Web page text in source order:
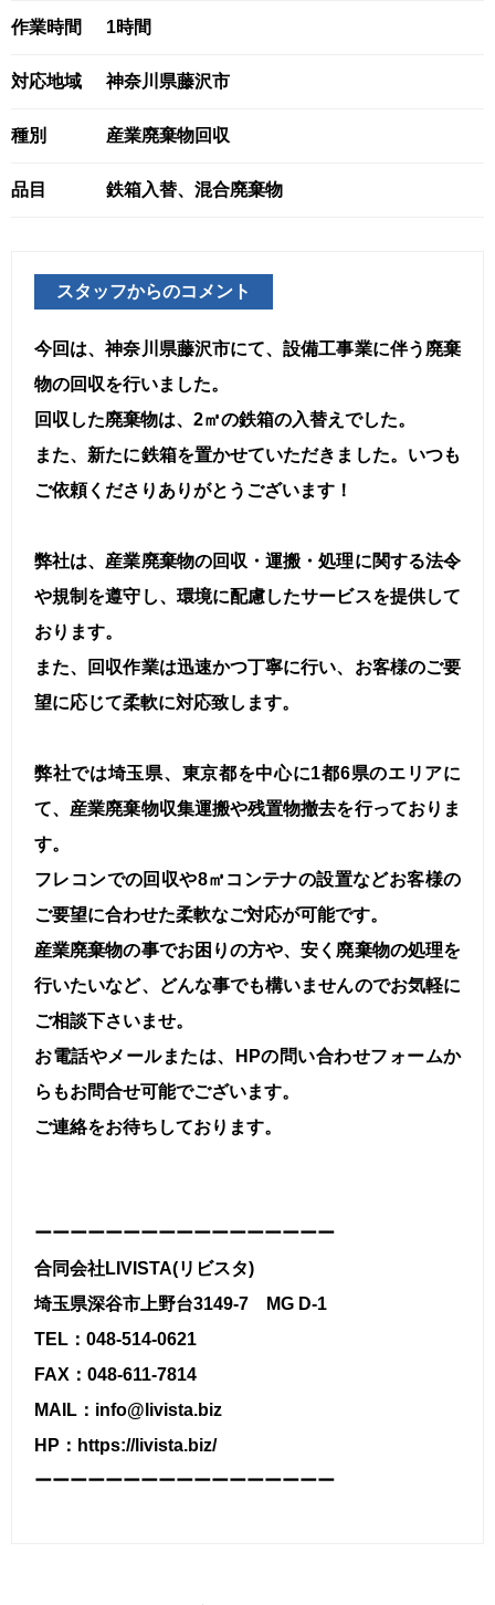
作業時間 1時間
対応地域 神奈川県藤沢市
種別 産業廃棄物回収
品目 鉄箱入替、混合廃棄物
スタッフからのコメント
今回は、神奈川県藤沢市にて、設備工事業に伴う廃棄
物の回収を行いました。
回収した廃棄物は、2㎥の鉄箱の入替えでした。
また、新たに鉄箱を置かせていただきました。いつも
ご依頼くださりありがとうございます！
弊社は、産業廃棄物の回収・運搬・処理に関する法令
や規制を遵守し、環境に配慮したサービスを提供して
おります。
また、回収作業は迅速かつ丁寧に行い、お客様のご要
望に応じて柔軟に対応致します。
弊社では埼玉県、東京都を中心に1都6県のエリアに
て、産業廃棄物収集運搬や残置物撤去を行っておりま
す。
フレコンでの回収や8㎥コンテナの設置などお客様の
ご要望に合わせた柔軟なご対応が可能です。
産業廃棄物の事でお困りの方や、安く廃棄物の処理を
行いたいなど、どんな事でも構いませんのでお気軽に
ご相談下さいませ。
お電話やメールまたは、HPの問い合わせフォームか
らもお問合せ可能でございます。
ご連絡をお待ちしております。
ーーーーーーーーーーーーーーーーー
合同会社LIVISTA(リビスタ)
埼玉県深谷市上野台3149-7 MG D-1
TEL：048-514-0621
FAX：048-611-7814
MAIL：info@livista.biz
HP：https://livista.biz/
ーーーーーーーーーーーーーーーーー